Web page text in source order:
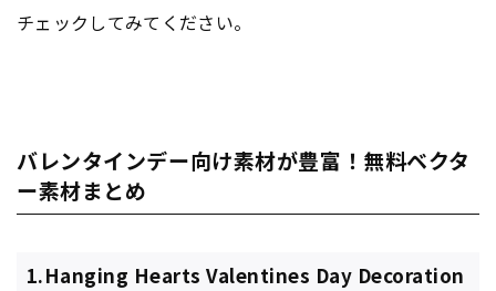
チェックしてみてください。
バレンタインデー向け素材が豊富！無料ベクタ
ー素材まとめ
1.Hanging Hearts Valentines Day Decoration